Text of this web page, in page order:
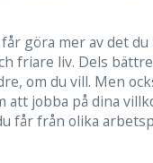
göra mer av det du
friare liv. Dels
om du vill. Men
att jobba på dina
får från olika